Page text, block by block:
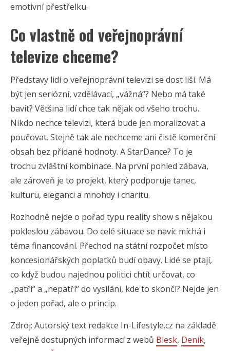
emotivní přestřelku.
Co vlastně od veřejnoprávní
televize chceme?
Představy lidí o veřejnoprávní televizi se dost liší. Má
být jen seriózní, vzdělávací, „vážná“? Nebo má také
bavit? Většina lidí chce tak nějak od všeho trochu.
Nikdo nechce televizi, která bude jen moralizovat a
poučovat. Stejně tak ale nechceme ani čistě komerční
obsah bez přidané hodnoty. A StarDance? To je
trochu zvláštní kombinace. Na první pohled zábava,
ale zároveň je to projekt, který podporuje tanec,
kulturu, eleganci a mnohdy i charitu.
Rozhodně nejde o pořad typu reality show s nějakou
pokleslou zábavou. Do celé situace se navíc míchá i
téma financování. Přechod na státní rozpočet místo
koncesionářských poplatků budí obavy. Lidé se ptají,
co když budou najednou politici chtít určovat, co
„patří“ a „nepatří“ do vysílání, kde to skončí? Nejde jen
o jeden pořad, ale o princip.
Zdroj: Autorský text redakce In-Lifestyle.cz na základě
veřejně dostupných informací z webů Blesk, Deník,